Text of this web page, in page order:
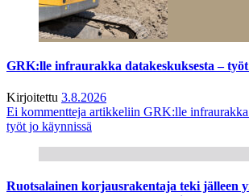
GRK:lle infraurakka datakeskuksesta –
Kirjoitettu 3.8.2026
Ei kommentteja artikkeliin GRK:lle infraurakka
työt jo käynnissä
Ruotsalainen korjausrakentaja teki jälleen